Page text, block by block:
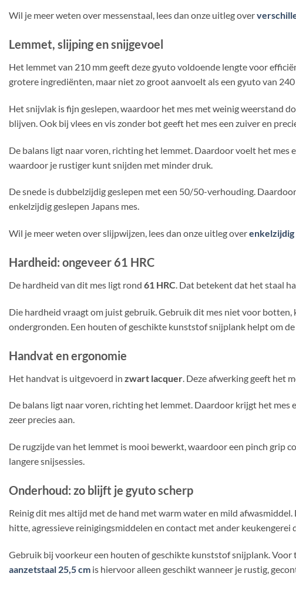
Wil je meer weten over messenstaal, lees dan onze uitleg over
Lemmet, slijping en snijgevoel
Het lemmet van 210 mm geeft deze gyuto voldoende lengte voor
grotere ingrediënten, maar niet zo groot aanvoelt als een gyuto van 240
Het snijvlak is fijn geslepen, waardoor het mes met weinig weerstand
blijven. Ook bij vlees en vis zonder bot geeft het mes een zuiver en
De balans ligt naar voren, richting het lemmet. Daardoor voelt het mes
waardoor je rustiger kunt snijden met minder druk.
De snede is dubbelzijdig geslepen met een 50/50-verhouding.
enkelzijdig geslepen Japans mes.
Wil je meer weten over slijpwijzen, lees dan onze uitleg overenkelzijdig
Hardheid: ongeveer 61 HRC
De hardheid van dit mes ligt rond 61 HRC. Dat betekent dat het staal
Die hardheid vraagt om juist gebruik. Gebruik dit mes niet voor
ondergronden. Een houten of geschikte kunststof snijplank helpt om de
Handvat en ergonomie
Het handvat is uitgevoerd in zwart lacquer . Deze afwerking geeft het
De balans ligt naar voren, richting het lemmet. Daardoor krijgt het
zeer precies aan.
De rugzijde van het lemmet is mooi bewerkt, waardoor een pinch grip
langere snijsessies.
Onderhoud: zo blijft je gyuto scherp
Reinig dit mes altijd met de hand met warm water en mild
hitte, agressieve reinigingsmiddelen en contact met ander keukengerei
Gebruik bij voorkeur een houten of geschikte kunststof snijplank.
aanzetstaal 25,5 cm is hiervoor alleen geschikt wanneer je rustig,